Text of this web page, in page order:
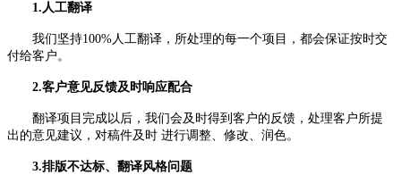
1.人工翻译
我们坚持100%人工翻译，所处理的每一个项目，都会保证按时交
付给客户。
2.客户意见反馈及时响应配合
翻译项目完成以后，我们会及时得到客户的反馈，处理客户所提
出的意见建议，对稿件及时 进行调整、修改、润色。
3.排版不达标、翻译风格问题